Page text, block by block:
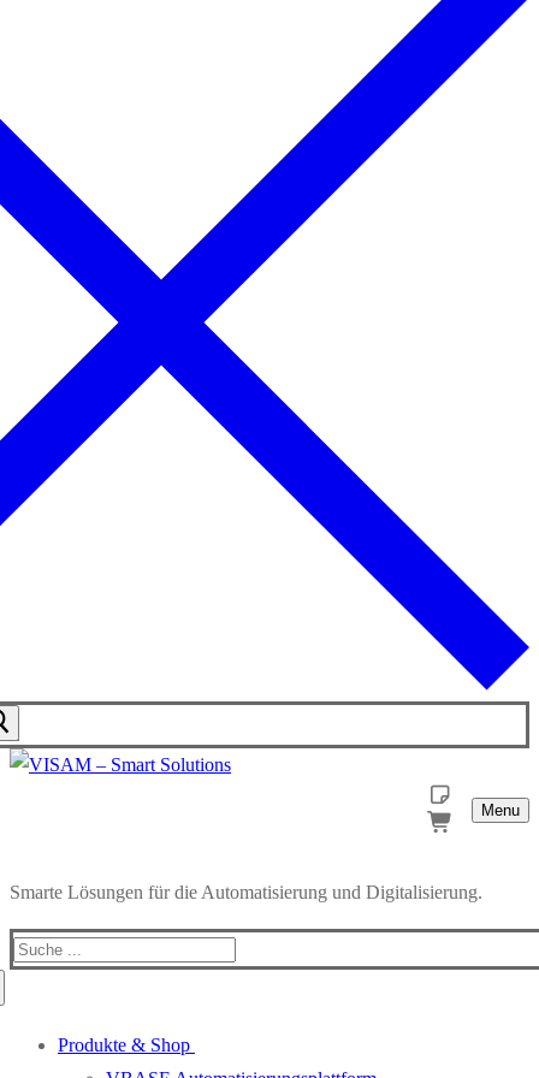
Menu
Smarte Lösungen für die Automatisierung und Digitalisierung.
Produkte & Shop